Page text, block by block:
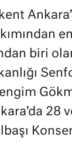
biri
28